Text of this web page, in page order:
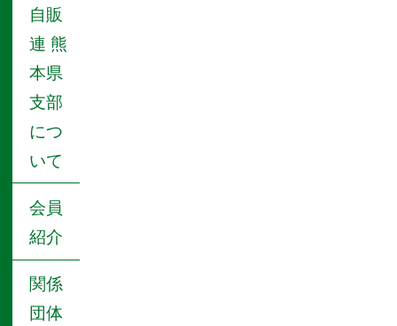
自販
連 熊
本県
支部
につ
いて
会員
紹介
関係
団体